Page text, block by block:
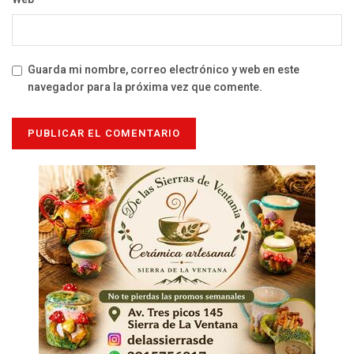
Guarda mi nombre, correo electrónico y web en este
navegador para la próxima vez que comente.